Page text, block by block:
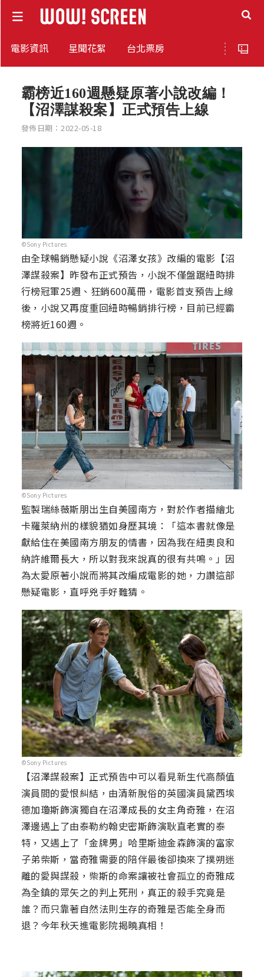
電影資訊 星聞花絮 台北票房
霸榜近160週懸疑原著小說改編！
【沼澤謀殺案】正式預告上線
發佈日期：2022-05-18
©Sony Pictures
由全球暢銷懸疑小說《沼澤女孩》改編​的電影【沼
澤謀殺案】昨發布正式預告，小說不僅盤踞紐時排
行榜冠軍25週、狂銷600萬冊，電影首支預告上線
後，小說又再度重回紐時暢銷排行榜，目前已經霸
榜將近160週。
©Sony Pictures
監製瑞絲薇斯朋出生自美國南方，對於作者描繪北
卡羅萊納州的樣貌猶如身歷其境：「這本書就像是
獻給住在美國南方朋友的情書，因為我在紐奧良和
納許維爾長大，所以對我來說真的很有共鳴。」因
為太愛原著小說而將其改編成電影的她，力讚這部
懸疑電影，直呼兇手好難猜。
©Sony Pictures
【沼澤謀殺案】正式預告中可以看見新生代高顏值
演員間的愛恨糾結，由清新脫俗的英國演員黛西埃
德加瓊斯飾演獨自在沼澤成長的女主角奇雅，在沼
澤邊遇上了由泰勒約翰史密斯飾演耿直老實的泰
特，又遇上了「金牌男」哈里斯迪金森飾演的富家
子弟柴斯，當奇雅需要的陪伴最後卻換來了撲朔迷
離的愛與謀殺，柴斯的命案讓被社會孤立的奇雅成
為全鎮的眾矢之的判上死刑，真正的殺手究竟是
誰？而只靠著自然法則生存的奇雅是否能全身而
退？今年秋天進電影院揭曉真相！